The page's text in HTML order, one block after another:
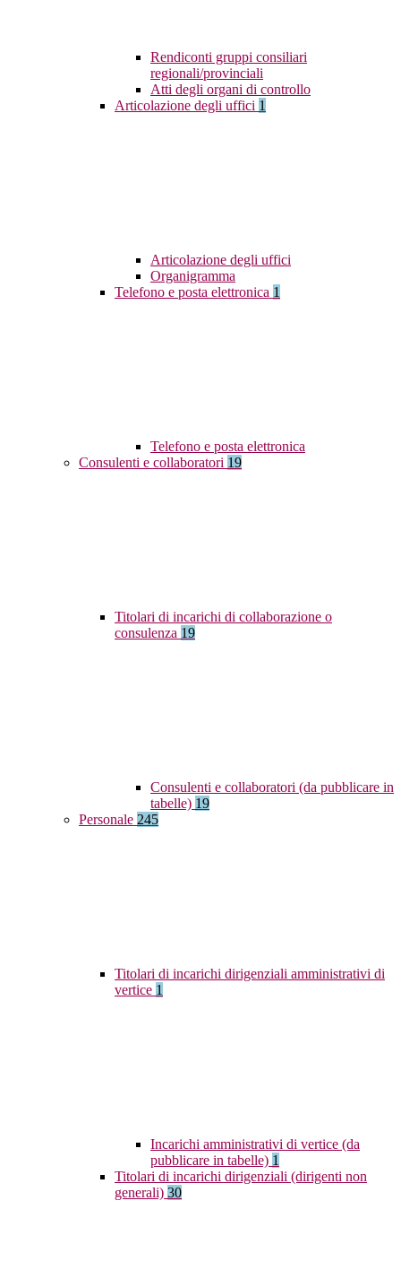
Rendiconti gruppi consiliari
regionali/provinciali
Atti degli organi di controllo
Articolazione degli uffici 1
Articolazione degli uffici
Organigramma
Telefono e posta elettronica 1
Telefono e posta elettronica
Consulenti e collaboratori 19
Titolari di incarichi di collaborazione o
consulenza 19
Consulenti e collaboratori (da pubblicare in
tabelle) 19
Personale 245
Titolari di incarichi dirigenziali amministrativi di
vertice 1
Incarichi amministrativi di vertice (da
pubblicare in tabelle) 1
Titolari di incarichi dirigenziali (dirigenti non
generali) 30